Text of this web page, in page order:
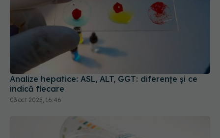
Analize hepatice: ASL, ALT, GGT: diferențe și ce
indică fiecare
03 oct 2025, 16:46